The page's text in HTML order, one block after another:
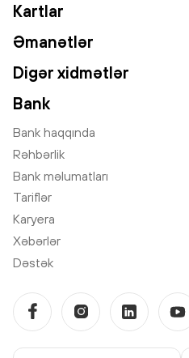
Kartlar
Əmanətlər
Digər xidmətlər
Bank
Bank haqqında
Rəhbərlik
Bank məlumatları
Tariflər
Karyera
Xəbərlər
Dəstək